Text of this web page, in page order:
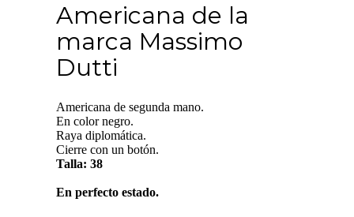
Americana de la
marca Massimo
Dutti
Americana de segunda mano.
En color negro.
Raya diplomática.
Cierre con un botón.
Talla: 38
En perfecto estado.